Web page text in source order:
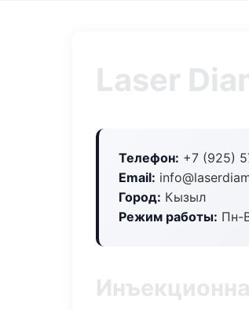
Laser
Телефон: +7 (925)
Email:
Город: Кызыл
Режим работы: Пн-